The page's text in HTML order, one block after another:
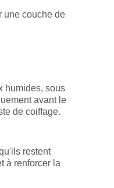
une couche de
humides, sous
avant le
de coiffage.
restent
à renforcer la